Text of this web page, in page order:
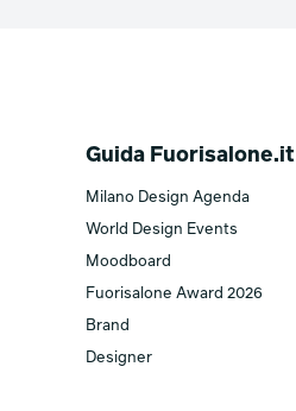
Guida Fuorisalone.it
Milano Design Agenda
World Design Events
Moodboard
Fuorisalone Award 2026
Brand
Designer